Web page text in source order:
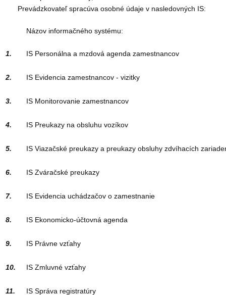
Prevádzkovateľ spracúva osobné údaje v nasledovných IS:
Názov informačného systému:
1. IS Personálna a mzdová agenda zamestnancov
2. IS Evidencia zamestnancov - vizitky
3. IS Monitorovanie zamestnancov
4. IS Preukazy na obsluhu vozíkov
5. IS Viazačské preukazy a preukazy obsluhy zdvíhacích
6. IS Zváračské preukazy
7. IS Evidencia uchádzačov o zamestnanie
8. IS Ekonomicko-účtovná agenda
9. IS Právne vzťahy
10. IS Zmluvné vzťahy
11. IS Správa registratúry